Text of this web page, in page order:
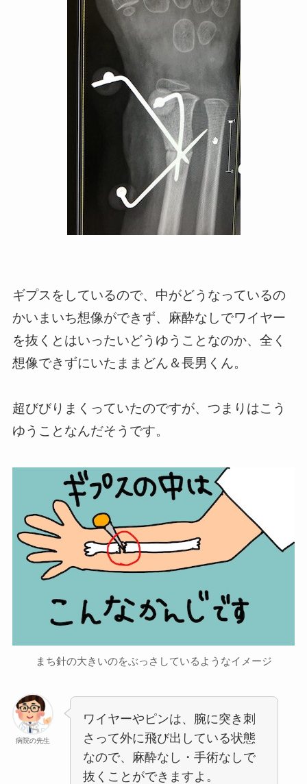
ギプスをしているので、中がどうなっているの
かいまいち想像ができず、麻酔なしでワイヤー
を抜くとはいったいどうゆうことなのか、全く
想像できずにいたままどん＆長男くん。
超びびりまくっていたのですが、つまりはこう
ゆうことなんだそうです。
まち針の大きいのをぶっさしているようなイメージ
病院の先生
ワイヤーやピンは、腕に突き刺
さって外に飛び出している状態
なので、麻酔なし・手術なしで
抜くことができますよ。